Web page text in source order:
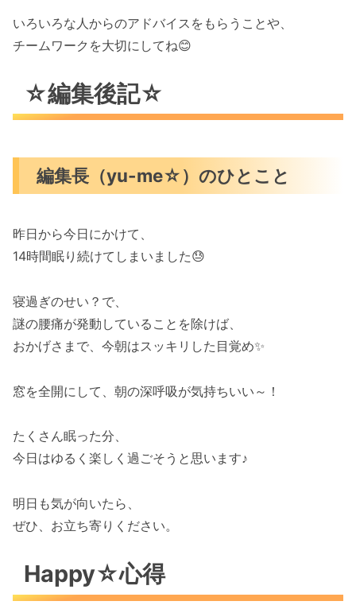
いろいろな人からのアドバイスをもらうことや、
チームワークを大切にしてね😊
☆編集後記☆
編集長（yu-me☆）のひとこと
昨日から今日にかけて、
14時間眠り続けてしまいました😓
寝過ぎのせい？で、
謎の腰痛が発動していることを除けば、
おかげさまで、今朝はスッキリした目覚め✨️
窓を全開にして、朝の深呼吸が気持ちいい～！
たくさん眠った分、
今日はゆるく楽しく過ごそうと思います♪
明日も気が向いたら、
ぜひ、お立ち寄りください。
Happy☆心得